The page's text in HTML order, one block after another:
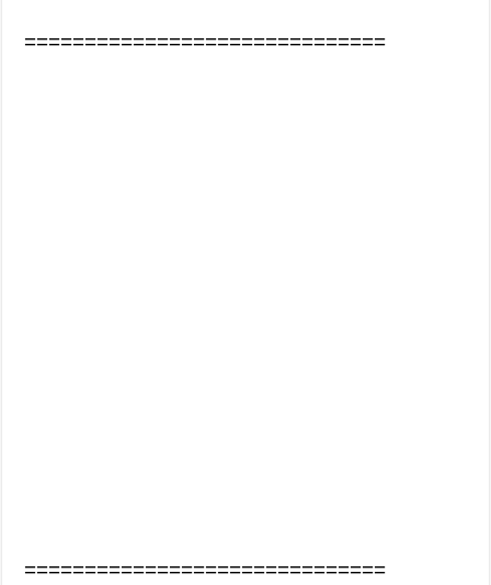
==============================
==============================